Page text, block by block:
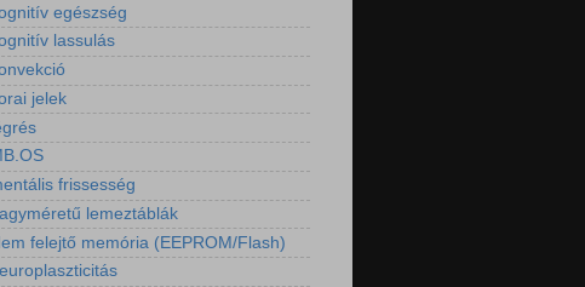
egészség
lassulás
jelek
frissesség
lemeztáblák
felejtő memória (EEPROM/Flash)